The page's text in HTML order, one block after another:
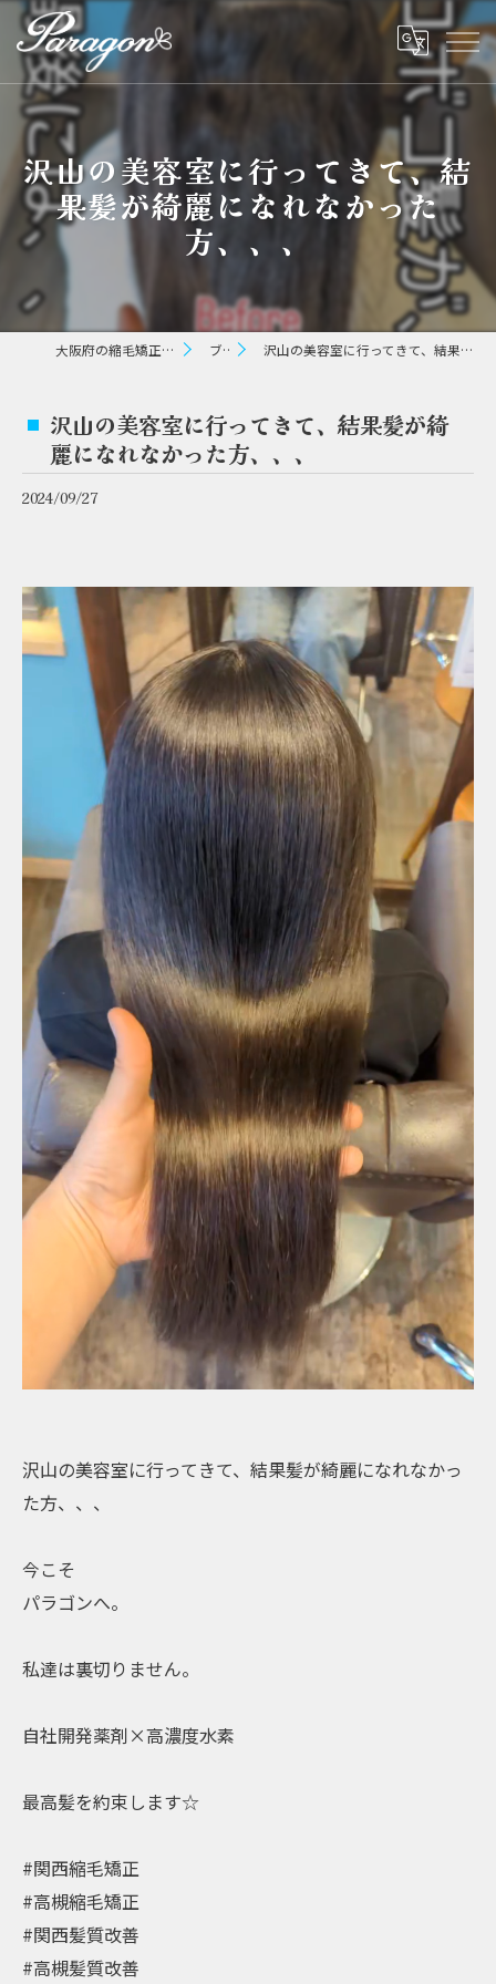
沢山の美容室に行ってきて、結
果髪が綺麗になれなかった
方、、、
大阪府の縮毛矯正ならパラゴン ヘアー ブログ 沢山の美容室に行ってきて、結果髪が綺麗になれなかった方、、、
沢山の美容室に行ってきて、結果髪が綺
麗になれなかった方、、、
2024/09/27
沢山の美容室に行ってきて、結果髪が綺麗になれなかっ
た方、、、
今こそ
パラゴンへ。
私達は裏切りません。
自社開発薬剤×高濃度水素
最高髪を約束します☆
#関西縮毛矯正
#高槻縮毛矯正
#関西髪質改善
#高槻髪質改善